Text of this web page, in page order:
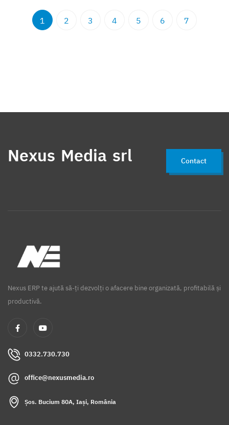
1 2 3 4 5 6 7
Nexus Media srl Contact
Nexus ERP te ajută să-ți dezvolți o afacere bine organizată, profitabilă și
productivă.
0332.730.730
office@nexusmedia.ro
Șos. Bucium 80A, Iași, România